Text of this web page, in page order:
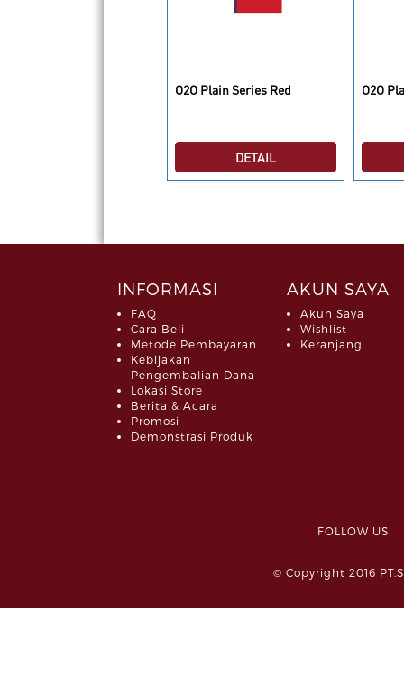
O2O Plain Series Red
DETAIL
O2O
INFORMASI
FAQ
Cara Beli
Metode Pembayaran
Kebijakan
Pengembalian Dana
Lokasi Store
Berita & Acara
Promosi
Demonstrasi Produk
AKUN SAYA
Akun Saya
Wishlist
Keranjang
FOLLOW
© Copyright 2016